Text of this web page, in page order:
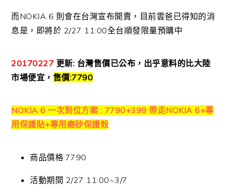
而NOKIA 6 則會在台灣宣布開賣，目前雲爸已得知的消
息是，即將於 2/27 11:00全台順發限量預購中
20170227 更新: 台灣售價已公布，出乎意料的比大陸
市場便宜， 售價:7790
NOKIA 6 一次到位方案 : 7790+399 帶走NOKIA 6+專
用保護貼+專用磨砂保護殼
商品價格:7790
活動期間 2/27 11:00~3/7